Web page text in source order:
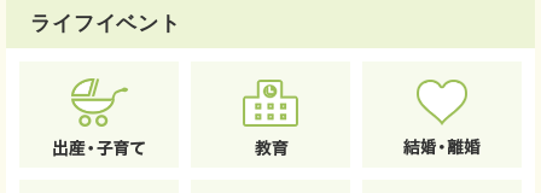
ライフイベント